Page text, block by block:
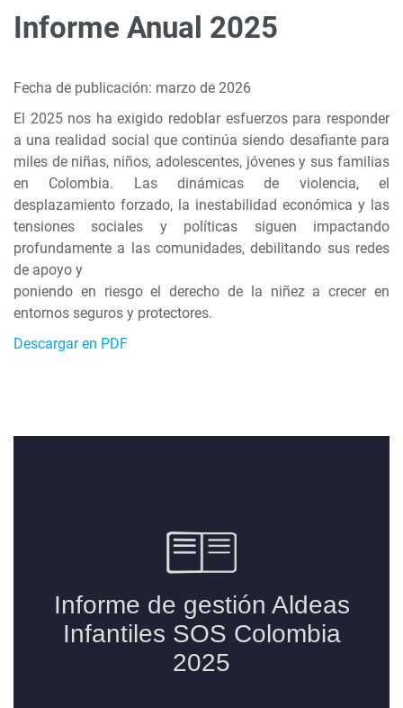
Informe Anual 2025
Fecha de publicación: marzo de 2026
El 2025 nos ha exigido redoblar esfuerzos para responder
a una realidad social que continúa siendo desafiante para
miles de niñas, niños, adolescentes, jóvenes y sus familias
en Colombia. Las dinámicas de violencia, el
desplazamiento forzado, la inestabilidad económica y las
tensiones sociales y políticas siguen impactando
profundamente a las comunidades, debilitando sus redes
de apoyo y
poniendo en riesgo el derecho de la niñez a crecer en
entornos seguros y protectores.
Descargar en PDF